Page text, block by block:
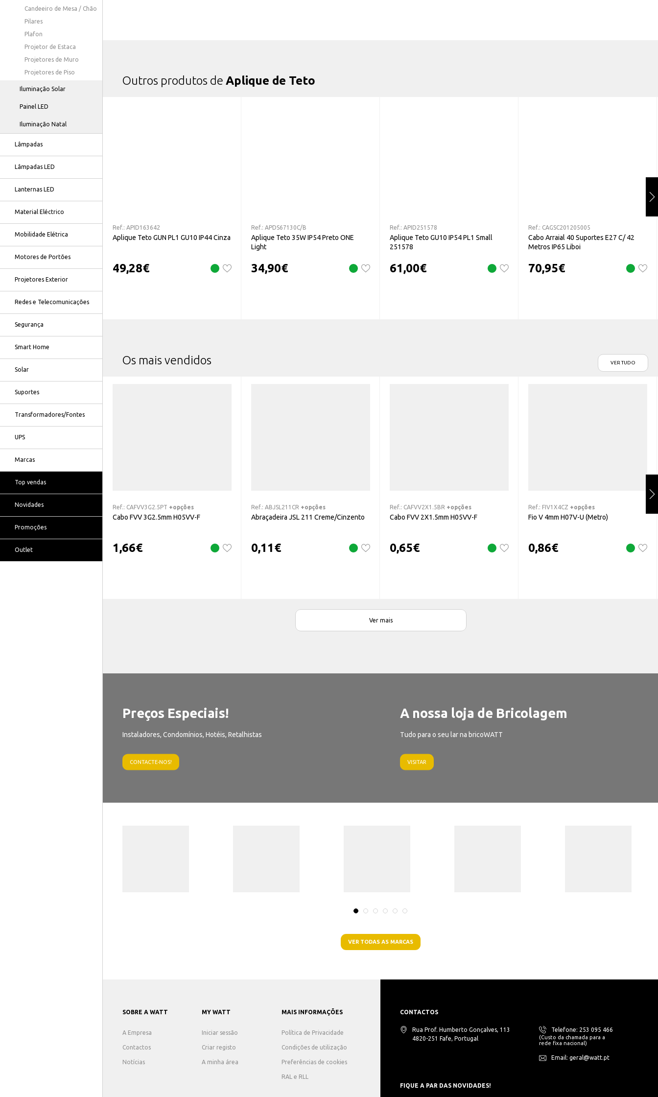
Candeeiro de Mesa / Chão
Pilares
Plafon
Projetor de Estaca
Projetores de Muro
Projetores de Piso
Iluminação Solar
Painel LED
Iluminação Natal
Lâmpadas
Lâmpadas LED
Lanternas LED
Material Eléctrico
Mobilidade Elétrica
Motores de Portões
Projetores Exterior
Redes e Telecomunicações
Segurança
Smart Home
Solar
Suportes
Transformadores/Fontes
UPS
Marcas
Top vendas
Novidades
Promoções
Outlet
Outros produtos de Aplique de Teto
Ref.: APID163642
Aplique Teto GUN PL1 GU10 IP44 Cinza
49,28€
Ref.: APDS67130C/B
Aplique Teto 35W IP54 Preto ONE
Light
34,90€
Ref.: APID251578
Aplique Teto GU10 IP54 PL1 Small
251578
61,00€
Ref.: CAGSC201205005
Cabo Arraial 40 Suportes E27 C/ 42
Metros IP65 Liboi
70,95€
Os mais vendidos VER TUDO
Ref.: CAFVV3G2.5PT +opções
Cabo FVV 3G2.5mm H05VV-F
1,66€
Ref.: ABJSL211CR +opções
Abraçadeira JSL 211 Creme/Cinzento
0,11€
Ref.: CAFVV2X1.5BR +opções
Cabo FVV 2X1.5mm H05VV-F
0,65€
Ref.: FIV1X4CZ +opções
Fio V 4mm H07V-U (Metro)
0,86€
Ver mais
Preços Especiais!
Instaladores, Condomínios, Hotéis, Retalhistas
CONTACTE-NOS!
A nossa loja de Bricolagem
Tudo para o seu lar na bricoWATT
VISITAR
VER TODAS AS MARCAS
SOBRE A WATT
A Empresa
Contactos
Notícias
MY WATT
Iniciar sessão
Criar registo
A minha área
MAIS INFORMAÇÕES
Política de Privacidade
Condições de utilização
Preferências de cookies
RAL e RLL
CONTACTOS
Rua Prof. Humberto Gonçalves, 113
4820-251 Fafe, Portugal
Telefone: 253 095 466
(Custo da chamada para a
rede fixa nacional)
Email: geral@watt.pt
FIQUE A PAR DAS NOVIDADES!